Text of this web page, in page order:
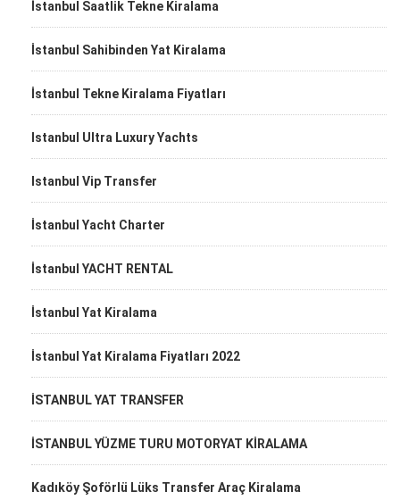
İstanbul Saatlik Tekne Kiralama
İstanbul Sahibinden Yat Kiralama
İstanbul Tekne Kiralama Fiyatları
Istanbul Ultra Luxury Yachts
Istanbul Vip Transfer
İstanbul Yacht Charter
İstanbul YACHT RENTAL
İstanbul Yat Kiralama
İstanbul Yat Kiralama Fiyatları 2022
İSTANBUL YAT TRANSFER
İSTANBUL YÜZME TURU MOTORYAT KİRALAMA
Kadıköy Şoförlü Lüks Transfer Araç Kiralama